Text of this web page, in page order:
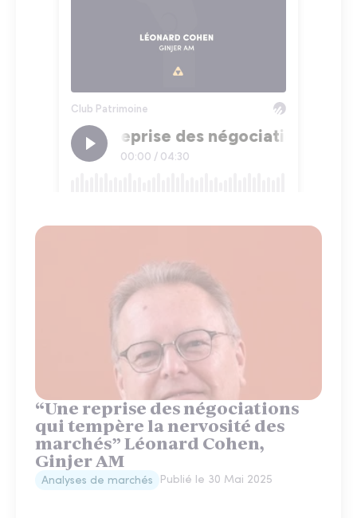
“Une reprise des négociations
qui tempère la nervosité des
marchés” Léonard Cohen,
Ginjer AM
Analyses de marchés Publié le 30 Mai 2025